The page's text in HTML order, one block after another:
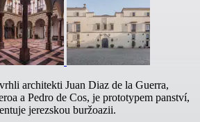
architekti Juan Diaz de la Guerra,
a Pedro de Cos, je prototypem panství,
jerezskou buržoazii.